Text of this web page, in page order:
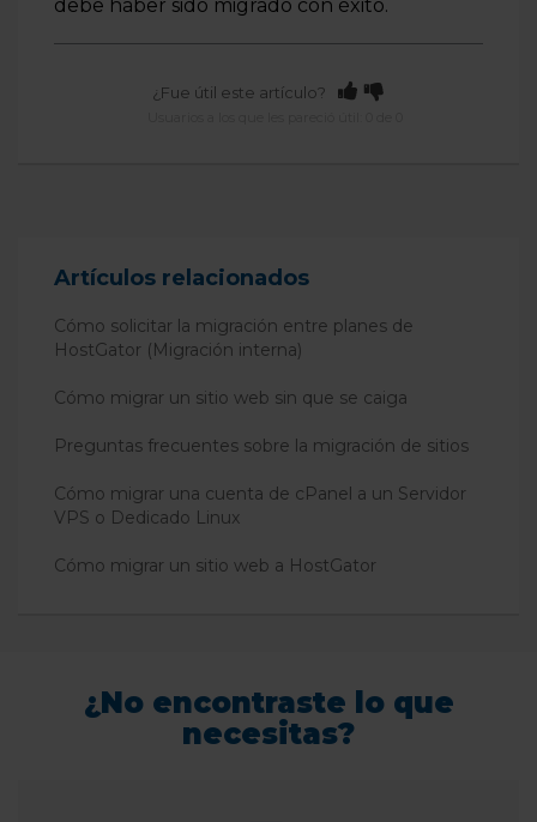
debe haber sido migrado con éxito.
¿Fue útil este artículo?
Artículos relacionados
Cómo solicitar la migración entre planes de
HostGator (Migración interna)
Cómo migrar un sitio web sin que se caiga
Preguntas frecuentes sobre la migración de sitios
Cómo migrar una cuenta de cPanel a un Servidor
VPS o Dedicado Linux
Cómo migrar un sitio web a HostGator
¿No encontraste lo que
necesitas?